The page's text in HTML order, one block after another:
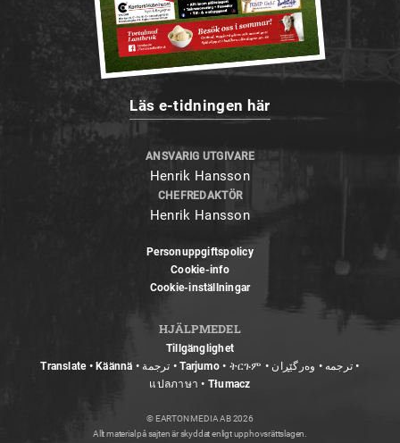
Läs e-tidningen här
ANSVARIG UTGIVARE
Henrik Hansson
CHEFREDAKTÖR
Henrik Hansson
Personuppgiftspolicy
Cookie-info
Cookie-inställningar
HJÄLPMEDEL
Tillgänglighet
Translate • Käännä • ترجمة • Tarjumo • ትርጉም • ترجمه • وەرگێڕان •
แปลภาษา • Tłumacz
© EARTON MEDIA AB 2026
Allt material på sajten är skyddat enligt upphovsrättslagen.